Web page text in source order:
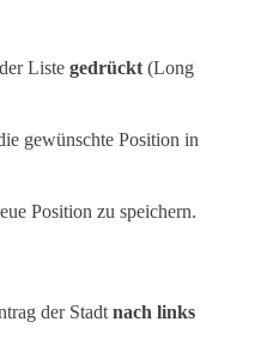
Liste gedrückt (Long
gewünschte Position in
Position zu speichern.
der Stadt nach links